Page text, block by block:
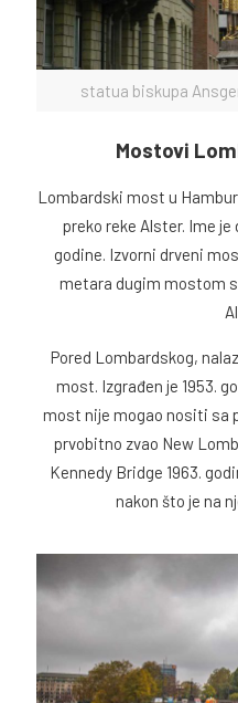
statua biskupa
Mostovi
Lombardski most u
preko reke Alster. Ime je
godine. Izvorni drveni
metara dugim mostom
Pored Lombardskog,
most. Izgrađen je 1953.
most nije mogao nositi sa
prvobitno zvao New
Kennedy Bridge 1963.
nakon što je na